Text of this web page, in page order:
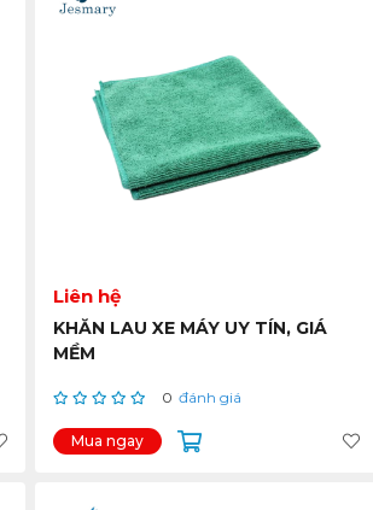
Liên hệ
KHĂN LAU XE MÁY UY TÍN, GIÁ
MỀM
0 đánh giá
Mua ngay